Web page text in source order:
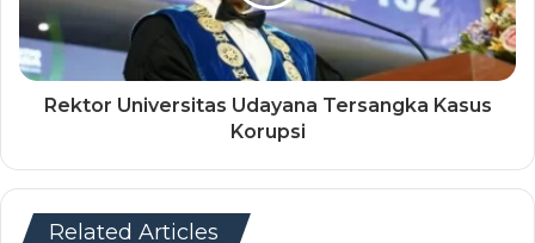
Rektor Universitas Udayana Tersangka Kasus
Korupsi
Related Articles